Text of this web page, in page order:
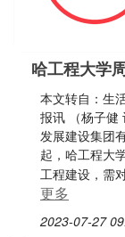
哈工程大学
本文转自：生
报讯 （杨子健
发展建设集团
起，哈工程大
工程建设，需
更多
2023-07-27